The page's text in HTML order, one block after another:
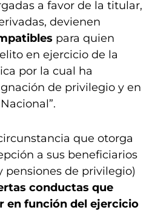
a favor de la titular,
devienen
para quien
en ejercicio de la
por la cual ha
de privilegio y en
que otorga
a sus beneficiarios
pensiones de privilegio)
conductas que
en función del ejercicio